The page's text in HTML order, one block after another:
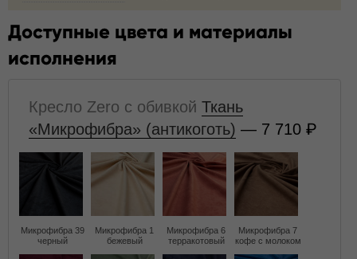
Доступные цвета и материалы
исполнения
Кресло Zero с обивкой Ткань
«Микрофибра» (антикоготь) — 7 710
Микрофибра 39
черный
Микрофибра 1
бежевый
Микрофибра 6
терракотовый
Микрофибра 7
кофе с молоком